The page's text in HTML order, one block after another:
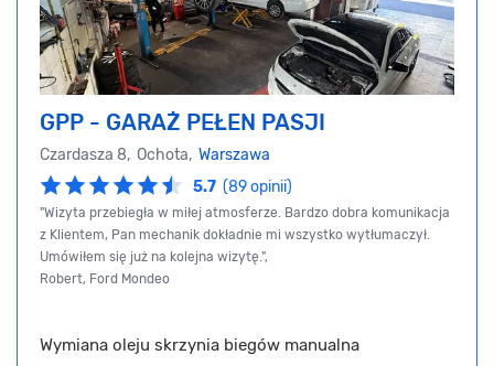
GPP - GARAŻ PEŁEN PASJI
Czardasza 8, Ochota, Warszawa
5.7 (89 opinii)
"Wizyta przebiegła w miłej atmosferze. Bardzo dobra komunikacja
z Klientem, Pan mechanik dokładnie mi wszystko wytłumaczył.
Umówiłem się już na kolejna wizytę.",
Robert, Ford Mondeo
Wymiana oleju skrzynia biegów manualna